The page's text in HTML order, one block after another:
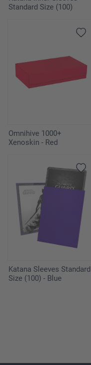
Standard Size (100)
Omnihive 1000+
Xenoskin - Red
Katana Sleeves Standard
Size (100) - Blue